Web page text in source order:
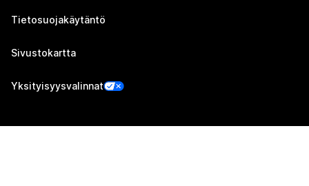
Tietosuojakäytäntö
Sivustokartta
Yksityisyysvalinnat